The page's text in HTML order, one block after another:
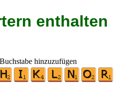
enthalten
hinzuzufügen